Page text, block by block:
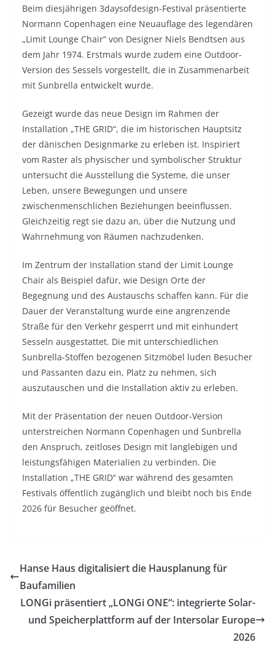
Beim diesjährigen 3daysofdesign-Festival präsentierte
Normann Copenhagen eine Neuauflage des legendären
„Limit Lounge Chair“ von Designer Niels Bendtsen aus
dem Jahr 1974. Erstmals wurde zudem eine Outdoor-
Version des Sessels vorgestellt, die in Zusammenarbeit
mit Sunbrella entwickelt wurde.
Gezeigt wurde das neue Design im Rahmen der
Installation „THE GRID“, die im historischen Hauptsitz
der dänischen Designmarke zu erleben ist. Inspiriert
vom Raster als physischer und symbolischer Struktur
untersucht die Ausstellung die Systeme, die unser
Leben, unsere Bewegungen und unsere
zwischenmenschlichen Beziehungen beeinflussen.
Gleichzeitig regt sie dazu an, über die Nutzung und
Wahrnehmung von Räumen nachzudenken.
Im Zentrum der Installation stand der Limit Lounge
Chair als Beispiel dafür, wie Design Orte der
Begegnung und des Austauschs schaffen kann. Für die
Dauer der Veranstaltung wurde eine angrenzende
Straße für den Verkehr gesperrt und mit einhundert
Sesseln ausgestattet. Die mit unterschiedlichen
Sunbrella-Stoffen bezogenen Sitzmöbel luden Besucher
und Passanten dazu ein, Platz zu nehmen, sich
auszutauschen und die Installation aktiv zu erleben.
Mit der Präsentation der neuen Outdoor-Version
unterstreichen Normann Copenhagen und Sunbrella
den Anspruch, zeitloses Design mit langlebigen und
leistungsfähigen Materialien zu verbinden. Die
Installation „THE GRID“ war während des gesamten
Festivals öffentlich zugänglich und bleibt noch bis Ende
2026 für Besucher geöffnet.
Hanse Haus digitalisiert die Hausplanung für
Baufamilien
LONGi präsentiert „LONGi ONE“: integrierte Solar-
und Speicherplattform auf der Intersolar Europe
2026